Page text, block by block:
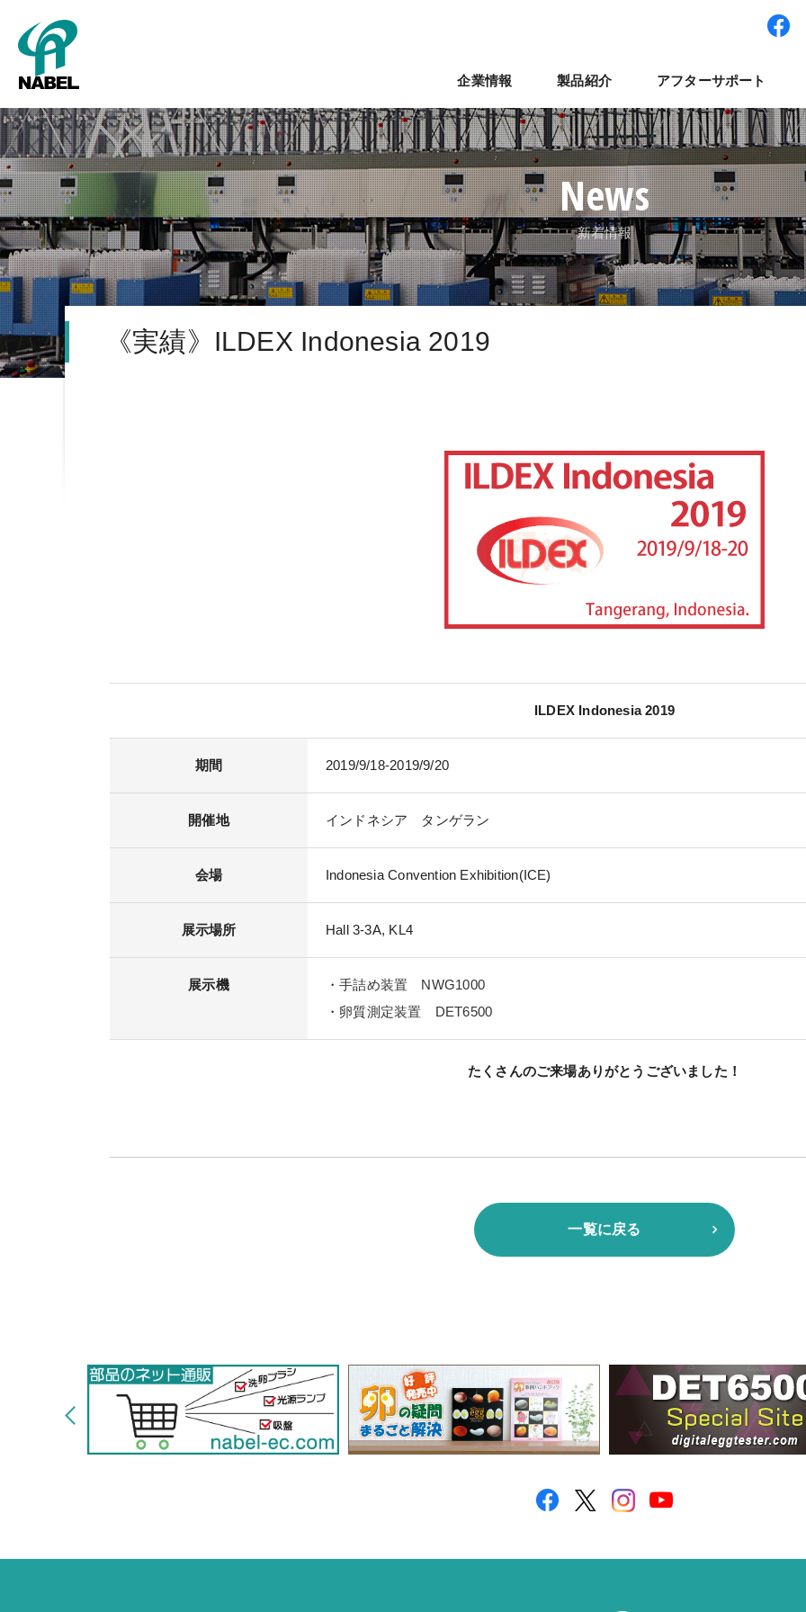
企業情報
会社概要 経営理念 拠点紹介 世界展開 ナベルネットワーク
製品紹介
SMART Cube パッキング グレーディング タワー型システム 検査装置 集卵装置 パレット輸送システ
アフターサポート
コラム
新卒採用 キャリア採用 パート・アルバイト採用 社員インタビュー よくある質
News
新着情報
《実績》ILDEX Indonesia 2019
ILDEX Indonesia 2019
期間 2019/9/18-2019/9/20
開催地 インドネシア タンゲラン
会場 Indonesia Convention Exhibition(ICE)
展示場所 Hall 3-3A, KL4
展示機 ・手詰め装置 NWG1000
・ 卵質測定装置 DET6500
たくさんのご来場ありがとうございました！
一覧に戻る